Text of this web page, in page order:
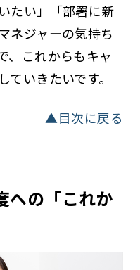
たい」「部署に新
ネジャーの気持ち
、これからもキャ
いきたいです。
▲目次に戻る
への「これか